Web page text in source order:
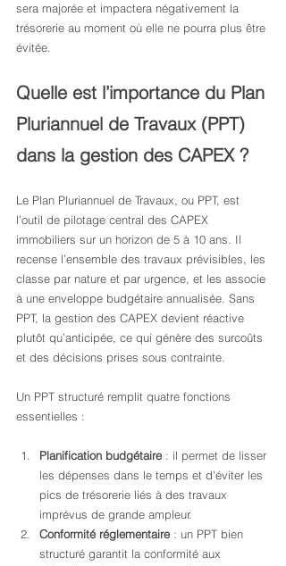
sera majorée et impactera négativement la
trésorerie au moment où elle ne pourra plus être
évitée.
Quelle est l’importance du Plan
Pluriannuel de Travaux (PPT)
dans la gestion des CAPEX ?
Le Plan Pluriannuel de Travaux, ou PPT, est
l’outil de pilotage central des CAPEX
immobiliers sur un horizon de 5 à 10 ans. Il
recense l’ensemble des travaux prévisibles, les
classe par nature et par urgence, et les associe
à une enveloppe budgétaire annualisée. Sans
PPT, la gestion des CAPEX devient réactive
plutôt qu’anticipée, ce qui génère des surcoûts
et des décisions prises sous contrainte.
Un PPT structuré remplit quatre fonctions
essentielles :
Planification budgétaire : il permet de lisser
les dépenses dans le temps et d’éviter les
pics de trésorerie liés à des travaux
imprévus de grande ampleur.
Conformité réglementaire : un PPT bien
structuré garantit la conformité aux